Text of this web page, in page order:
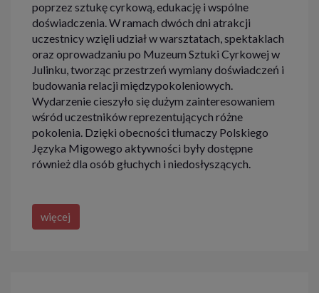
poprzez sztukę cyrkową, edukację i wspólne
doświadczenia. W ramach dwóch dni atrakcji
uczestnicy wzięli udział w warsztatach, spektaklach
oraz oprowadzaniu po Muzeum Sztuki Cyrkowej w
Julinku, tworząc przestrzeń wymiany doświadczeń i
budowania relacji międzypokoleniowych.
Wydarzenie cieszyło się dużym zainteresowaniem
wśród uczestników reprezentujących różne
pokolenia. Dzięki obecności tłumaczy Polskiego
Języka Migowego aktywności były dostępne
również dla osób głuchych i niedosłyszących.
więcej